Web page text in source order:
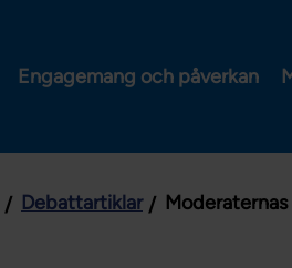
Engagemang och påverkan
Debattartiklar